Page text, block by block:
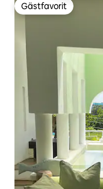
Gästfavorit
Gästfavorit